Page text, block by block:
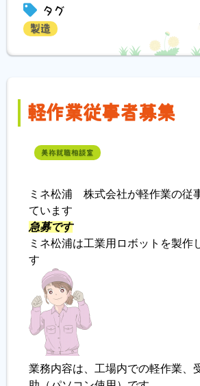
タグ
製造
軽作業従事者募集
美祢就職相談室
ミネ松浦 株式会社が軽作業の従
ています
急募です
ミネ松浦は工業用ロボットを製作
す
業務内容は、工場内での軽作業、